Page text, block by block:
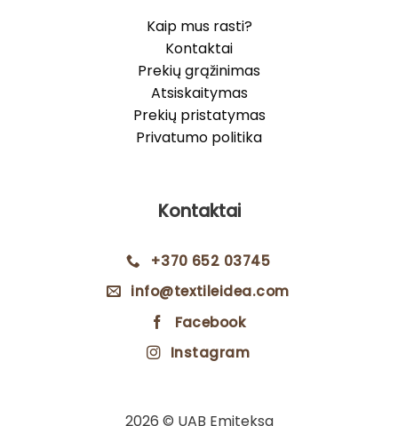
Kaip mus rasti?
Kontaktai
Prekių grąžinimas
Atsiskaitymas
Prekių pristatymas
Privatumo politika
Kontaktai
+370 652 03745
info@textileidea.com
Facebook
Instagram
2026 © UAB Emiteksa